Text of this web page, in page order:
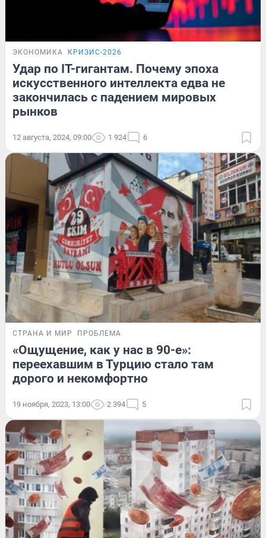
ЭКОНОМИКА КРИЗИС-2026
Удар по IT-гигантам. Почему эпоха
искусственного интеллекта едва не
закончилась с падением мировых
рынков
12 августа, 2024, 09:00 1 924 6
СТРАНА И МИР ПРОБЛЕМА
«Ощущение, как у нас в 90-е»:
переехавшим в Турцию стало там
дорого и некомфортно
19 ноября, 2023, 13:00 2 394 5